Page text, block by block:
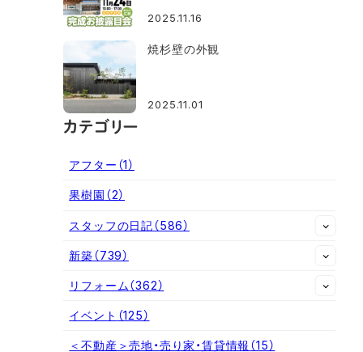
2025.11.16
焼杉壁の外観
2025.11.01
カテゴリー
アフター （1）
果樹園 （2）
スタッフの日記（586）
新築（739）
リフォーム（362）
イベント （125）
＜不動産＞売地・売り家・賃貸情報 （15）